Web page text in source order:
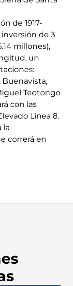
de 1917-
de 3
millones),
un
Buenavista,
Teotongo
con las
Línea 8.
la
correrá en